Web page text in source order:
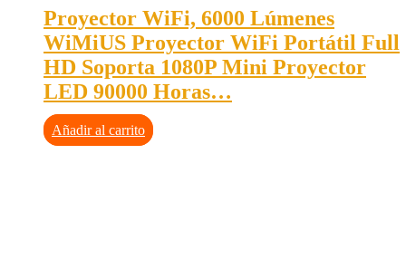
Proyector WiFi, 6000 Lúmenes
WiMiUS Proyector WiFi Portátil Full
HD Soporta 1080P Mini Proyector
LED 90000 Horas…
Añadir al carrito